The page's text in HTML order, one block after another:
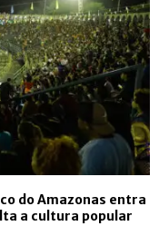
do Amazonas entra
a cultura popular